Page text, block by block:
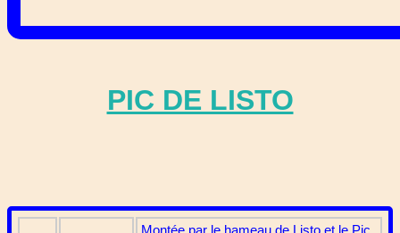
PIC DE LISTO
Montée par le hameau de Listo et le Pic